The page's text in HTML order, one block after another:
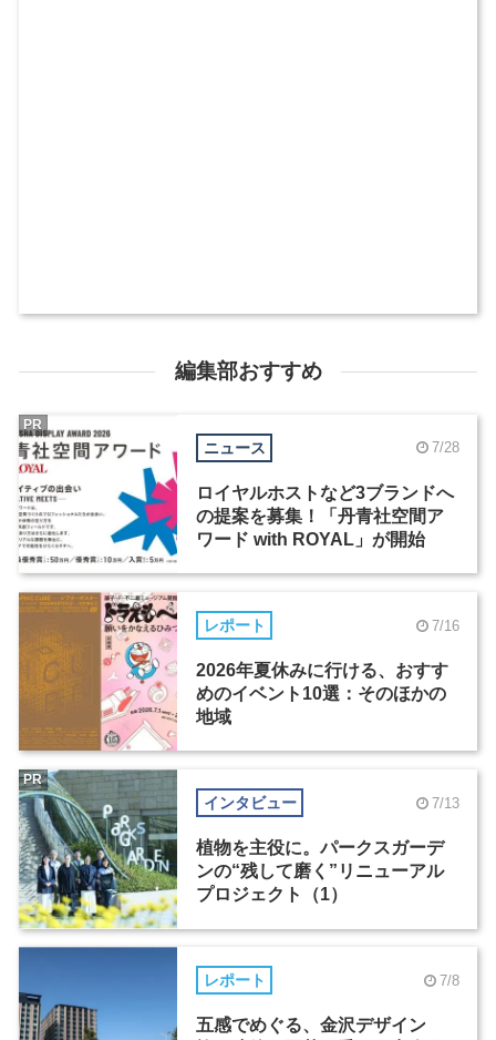
編集部おすすめ
ニュース 7/28
ロイヤルホストなど3ブランドへ
の提案を募集！「丹青社空間ア
ワード with ROYAL」が開始
PR
レポート 7/16
2026年夏休みに行ける、おすす
めのイベント10選：そのほかの
地域
インタビュー 7/13
植物を主役に。パークスガーデ
ンの“残して磨く”リニューアル
プロジェクト（1）
PR
レポート 7/8
五感でめぐる、金沢デザイン